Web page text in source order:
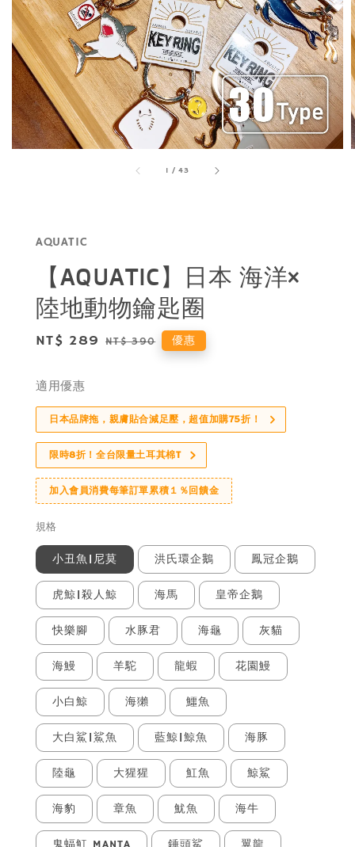
1 /43
AQUATIC
【AQUATIC】日本 海洋×
陸地動物鑰匙圈
Sale
NT$ 289 Regular
NT$ 390 優惠
適用優惠
日本品牌拖，親膚貼合減足壓，超值加購75折！
限時8折！全台限量土耳其棉T
加入會員消費每筆訂單累積１％回饋金
規格
小丑魚|尼莫 洪氏環企鵝 鳳冠企鵝
虎鯨|殺人鯨 海馬 皇帝企鵝
快樂腳 水豚君 海龜 灰貓
海鰻 羊駝 龍蝦 花園鰻
小白鯨 海獺 鱷魚
大白鯊|鯊魚 藍鯨|鯨魚 海豚
陸龜 大猩猩 魟魚 鯨鯊
海豹 章魚 魷魚 海牛